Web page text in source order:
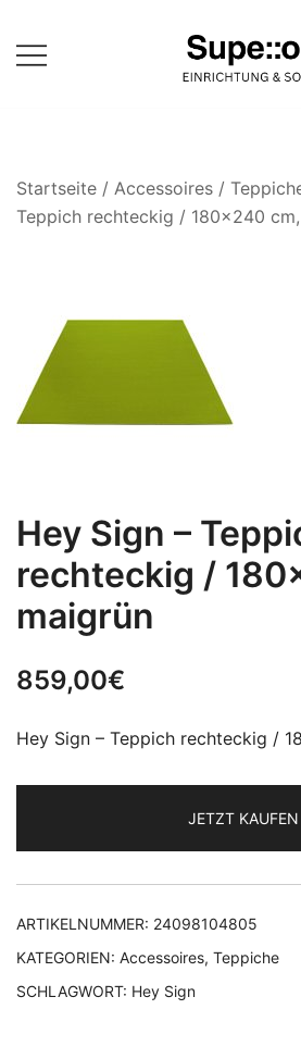
zum
Inhalt
Startseite / Accessoires /
Teppich rechteckig / 180×240
Hey Sign –
rechteckig /
maigrün
859,00€
Hey Sign – Teppich rechteckig /
JETZT KAUFEN
ARTIKELNUMMER: 24098104805
KATEGORIEN: Accessoires, Teppiche
SCHLAGWORT: Hey Sign